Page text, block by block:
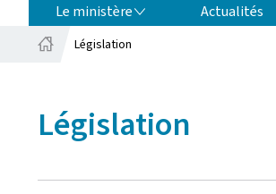
Le ministère Actualités
Législation
Législation